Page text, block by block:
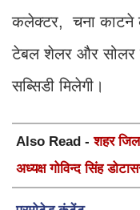
कलेक्टर, चना काटने
टेबल शेलर और सोलर
सब्सिडी मिलेगी।
Also Read -शहर
अध्यक्ष गोविन्द सिंह